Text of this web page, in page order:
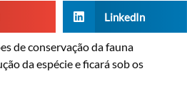
LinkedIn
de conservação da fauna
da espécie e ficará sob os